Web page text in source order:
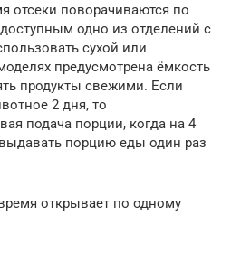
отсеки поворачиваются по
одно из отделений с
сухой или
предусмотрена ёмкость
продукты свежими. Если
2 дня, то
подача порции, когда на 4
порцию еды один раз
открывает по одному